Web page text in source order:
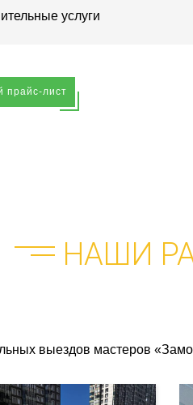
услуги
прайс-лист
НАШИ
выездов мастеров